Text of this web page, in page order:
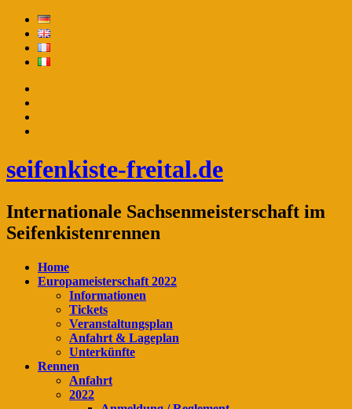
seifenkiste-freital.de
Internationale Sachsenmeisterschaft im
Seifenkistenrennen
Home
Europameisterschaft 2022
Informationen
Tickets
Veranstaltungsplan
Anfahrt & Lageplan
Unterkünfte
Rennen
Anfahrt
2022